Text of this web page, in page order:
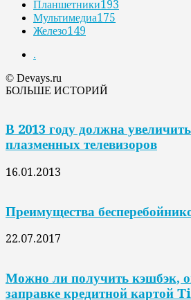
Планшетники193
Мультимедиа175
Железо149
.
© Devays.ru
БОЛЬШЕ ИСТОРИЙ
В 2013 году должна
плазменных телевизоров
16.01.2013
Преимущества
22.07.2017
Можно ли получить кэшбэк,
заправке кредитной картой